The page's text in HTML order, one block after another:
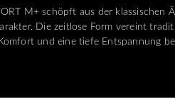
M+ schöpft aus der klassischen
Die zeitlose Form vereint
und eine tiefe Entspannung